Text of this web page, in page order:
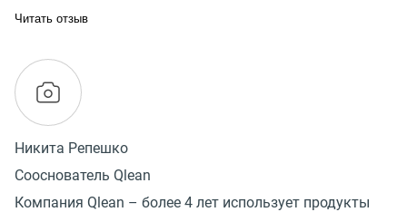
Читать отзыв
Никита Репешко
Сооснователь Qlean
Компания Qlean – более 4 лет использует продукты